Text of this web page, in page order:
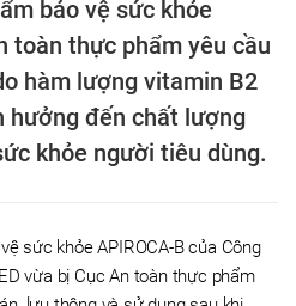
bảo vệ sức khỏe
toàn thực phẩm yêu cầu
hàm lượng vitamin B2
hưởng đến chất lượng
khỏe người tiêu dùng.
sức khỏe APIROCA-B của Công
vừa bị Cục An toàn thực phẩm